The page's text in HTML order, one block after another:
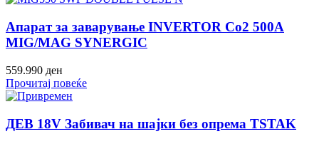
Апарат за заварување INVERTOR Co2 500A
MIG/MAG SYNERGIC
559.990 ден
Прочитај повеќе
ДЕВ 18V Забивач на шајки без опрема TSTAK